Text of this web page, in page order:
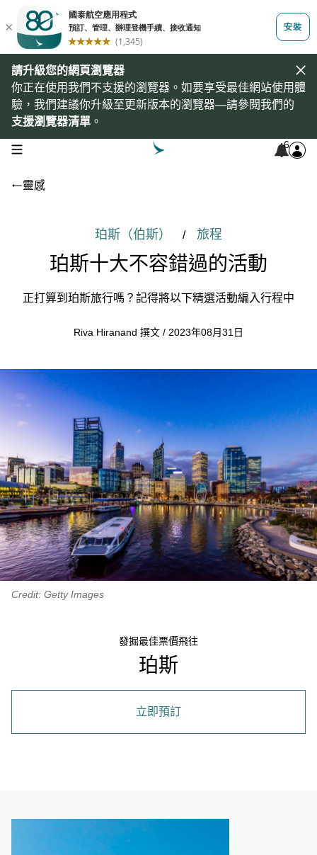
請升級您的網頁瀏覽器
你正在使用我們不支援的瀏覽器。如要享受最佳網站使用體
驗，我們建議你升級至更新版本的瀏覽器—請參閱我們的
支援瀏覽器清單 。
open navigation menu 6
靈感
珀斯（伯斯） / 旅程
珀斯十大不容錯過的活動
正打算到珀斯旅行嗎？記得將以下精選活動編入行程中
Riva Hiranand 撰文 / 2023年08月31日
Credit: Getty Images
發掘最佳票價飛往
珀斯
立即預訂